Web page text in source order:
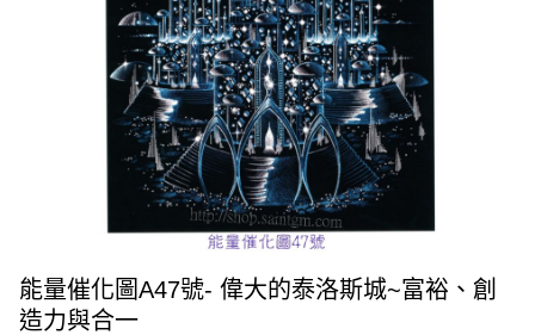
能量催化圖A47號- 偉大的泰洛斯城~富裕、創
造力與合一